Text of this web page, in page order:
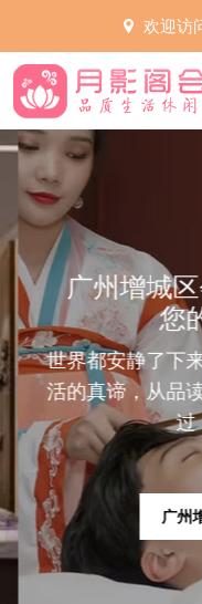
欢迎访
术
找生
尖抚
广
广州增
spa、